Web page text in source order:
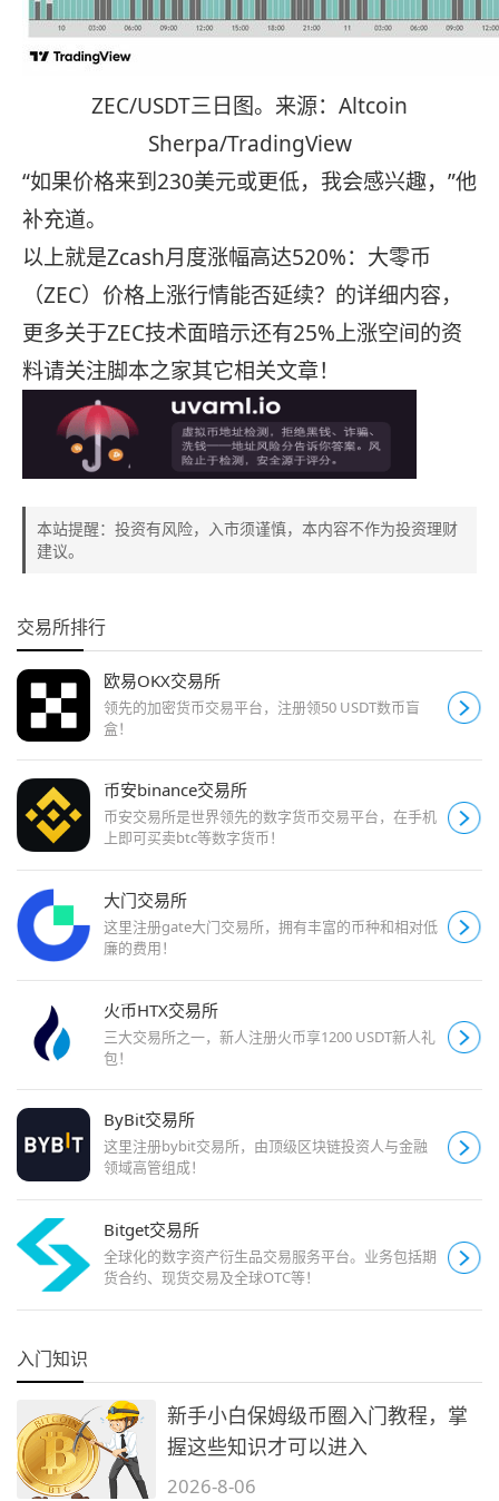
ZEC/USDT三日图。来源：Altcoin
Sherpa/TradingView
“如果价格来到230美元或更低，我会感兴趣，”他
补充道。
以上就是Zcash月度涨幅高达520%：大零币
（ZEC）价格上涨行情能否延续？的详细内容，
更多关于ZEC技术面暗示还有25%上涨空间的资
料请关注脚本之家其它相关文章！
本站提醒：投资有风险，入市须谨慎，本内容不作为投资理财
建议。
交易所排行
欧易OKX交易所
领先的加密货币交易平台，注册领50 USDT数币盲
盒！
币安binance交易所
币安交易所是世界领先的数字货币交易平台，在手机
上即可买卖btc等数字货币！
大门交易所
这里注册gate大门交易所，拥有丰富的币种和相对低
廉的费用！
火币HTX交易所
三大交易所之一，新人注册火币享1200 USDT新人礼
包！
ByBit交易所
这里注册bybit交易所，由顶级区块链投资人与金融
领域高管组成！
Bitget交易所
全球化的数字资产衍生品交易服务平台。业务包括期
货合约、现货交易及全球OTC等！
入门知识
新手小白保姆级币圈入门教程，掌
握这些知识才可以进入
2026-8-06